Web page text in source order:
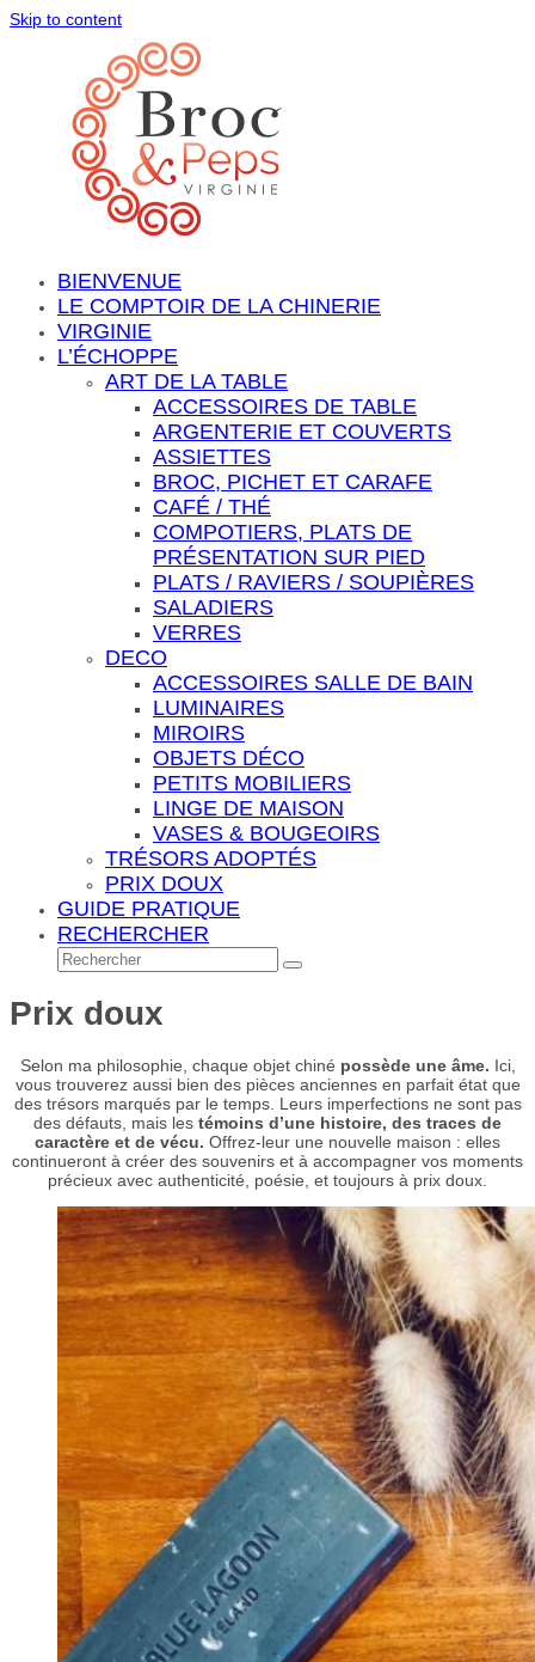
Skip to content
BIENVENUE
LE COMPTOIR DE LA CHINERIE
VIRGINIE
L’ÉCHOPPE
ART DE LA TABLE
ACCESSOIRES DE TABLE
ARGENTERIE ET COUVERTS
ASSIETTES
BROC, PICHET ET CARAFE
CAFÉ / THÉ
COMPOTIERS, PLATS DE
PRÉSENTATION SUR PIED
PLATS / RAVIERS / SOUPIÈRES
SALADIERS
VERRES
DECO
ACCESSOIRES SALLE DE BAIN
LUMINAIRES
MIROIRS
OBJETS DÉCO
PETITS MOBILIERS
LINGE DE MAISON
VASES & BOUGEOIRS
TRÉSORS ADOPTÉS
PRIX DOUX
GUIDE PRATIQUE
RECHERCHER
Rechercher
Envoyer
Prix doux
Selon ma philosophie, chaque objet chiné possède une âme. Ici,
vous trouverez aussi bien des pièces anciennes en parfait état que
des trésors marqués par le temps. Leurs imperfections ne sont pas
des défauts, mais les témoins d’une histoire, des traces de
caractère et de vécu. Offrez-leur une nouvelle maison : elles
continueront à créer des souvenirs et à accompagner vos moments
précieux avec authenticité, poésie, et toujours à prix doux.